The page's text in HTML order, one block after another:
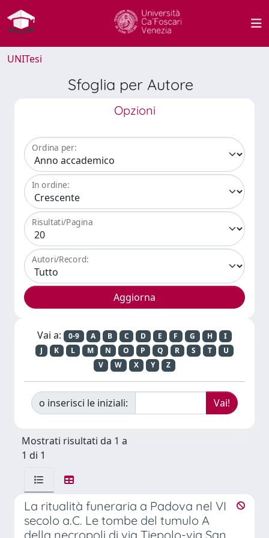
UNITesi
Sfoglia per Autore
Opzioni
Ordina per:
In ordine:
Risultati/Pagina
Autori/Record:
Vai a: 0-9 A B C D E F G H
I
J
K L M N O P Q R S T
U
V
W X Y Z
o inserisci le iniziali:
Mostrati risultati da 1 a
1 di 1
La ritualità funeraria a Padova nel VI
secolo a.C. Le tombe del tumulo A
della necropoli di via Tiepolo-via San